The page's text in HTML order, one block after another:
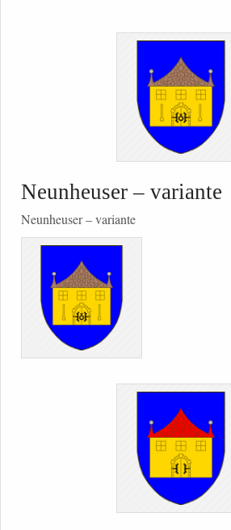
Neunheuser – variante
Neunheuser – variante